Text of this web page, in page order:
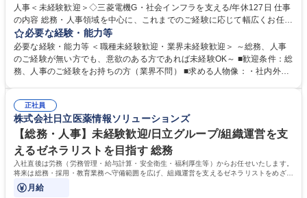
人事＜未経験歓迎＞◇三菱電機G・社会インフラを支える/年休127日 仕事
の内容 総務・人事領域を中心に、これまでのご経験に応じて幅広くお任せ
します。 ＜具体的には＞ ・総務/人事労務（給与・社保・勤怠管理など）
・採用・教育研修 ・福利厚生運用 など ※基本的には事務所勤務ですが、
採用や教育等の業務内容により、関西圏以外への日帰り・宿泊を伴う国内
出張もございます。 ※担当業務を持ちつつ、お互いに助け合いながら、総
必要な経験・能力等
必要な経験・能力等 ＜職種未経験歓迎・業界未経験歓迎＞ ～総務、人事
のご経験が無い方でも、意欲のある方であれば未経験OK～ ■歓迎条件：総
務、人事のご経験をお持ちの方（業界不問） ■求める人物像：・社内外の
正社員
株式会社日立医薬情報ソリューションズ
【総務・人事】未経験歓迎/日立グループ/組織運営を支
えるゼネラリストを目指す 総務
入社直後は労務（労務管理・給与計算・安全衛生・福利厚生等）からお任せいたします。
将来は総務・採用・教育業務へ守備範囲を広げ、組織運営を支えるゼネラリストをめざせ
ます。
月給